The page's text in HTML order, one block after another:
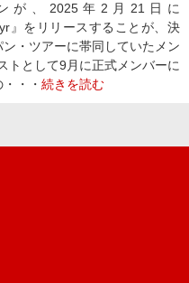
が、2025年2月21日に
』をリリースすることが、決
・ツアーに帯同していたメン
トとして9月に正式メンバーに
・・ 続きを読む